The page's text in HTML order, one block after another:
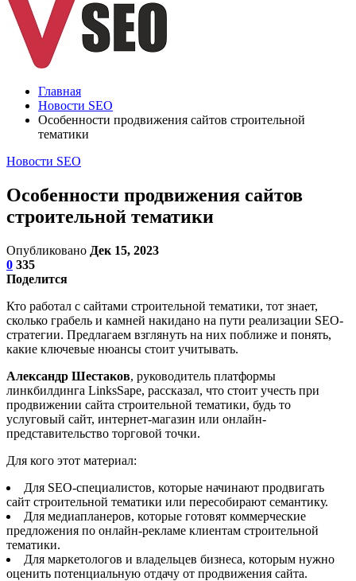
Главная
Новости SEO
Особенности продвижения сайтов строительной
тематики
Новости SEO
Особенности продвижения сайтов
строительной тематики
Опубликовано Дек 15, 2023
0 335
Поделится
Кто работал с сайтами строительной тематики, тот знает,
сколько грабель и камней накидано на пути реализации SEO-
стратегии. Предлагаем взглянуть на них поближе и понять,
какие ключевые нюансы стоит учитывать.
Александр Шестаков, руководитель платформы
линкбилдинга LinksSape, рассказал, что стоит учесть при
продвижении сайта строительной тематики, будь то
услуговый сайт, интернет-магазин или онлайн-
представительство торговой точки.
Для кого этот материал:
Для SEO-специалистов, которые начинают продвигать
сайт строительной тематики или пересобирают семантику.
Для медиапланеров, которые готовят коммерческие
предложения по онлайн-рекламе клиентам строительной
тематики.
Для маркетологов и владельцев бизнеса, которым нужно
оценить потенциальную отдачу от продвижения сайта.